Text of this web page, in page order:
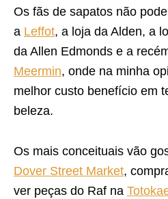
Os fãs de sapatos não
a Leffot, a loja da Alden, a
da Allen Edmonds e a
Meermin, onde na minha
melhor custo benefício em
beleza.
Os mais conceituais vão
Dover Street Market,
ver peças do Raf na